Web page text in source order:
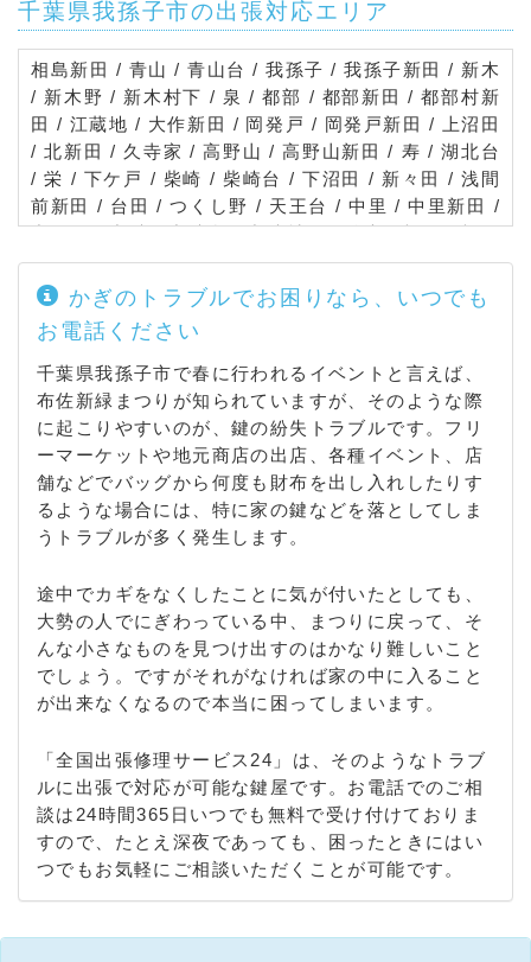
千葉県我孫子市の出張対応エリア
相島新田 / 青山 / 青山台 / 我孫子 / 我孫子新田 / 新木
/ 新木野 / 新木村下 / 泉 / 都部 / 都部新田 / 都部村新
田 / 江蔵地 / 大作新田 / 岡発戸 / 岡発戸新田 / 上沼田
/ 北新田 / 久寺家 / 高野山 / 高野山新田 / 寿 / 湖北台
/ 栄 / 下ケ戸 / 柴崎 / 柴崎台 / 下沼田 / 新々田 / 浅間
前新田 / 台田 / つくし野 / 天王台 / 中里 / 中里新田 /
中沼田 / 中峠 / 中峠台 / 中峠村下 / 並木 / 根戸 / 根戸
新田 / 白山 / 東我孫子 / 日の出 / 日秀 / 日秀新田 / 布
佐 / 布佐下新田 / 布佐酉町 / 布佐平和台 / 布施 / 布施
下 / 船戸 / 古戸 / 弁天下 / 本町 / 三河屋新田 / 緑 / 南
青山 / 南新木 / 都 / 呼塚新田 / 若松
かぎのトラブルでお困りなら、いつでも
お電話ください
千葉県我孫子市で春に行われるイベントと言えば、
布佐新緑まつりが知られていますが、そのような際
に起こりやすいのが、鍵の紛失トラブルです。フリ
ーマーケットや地元商店の出店、各種イベント、店
舗などでバッグから何度も財布を出し入れしたりす
るような場合には、特に家の鍵などを落としてしま
うトラブルが多く発生します。
途中でカギをなくしたことに気が付いたとしても、
大勢の人でにぎわっている中、まつりに戻って、そ
んな小さなものを見つけ出すのはかなり難しいこと
でしょう。ですがそれがなければ家の中に入ること
が出来なくなるので本当に困ってしまいます。
「全国出張修理サービス24」は、そのようなトラブ
ルに出張で対応が可能な鍵屋です。お電話でのご相
談は24時間365日いつでも無料で受け付けておりま
すので、たとえ深夜であっても、困ったときにはい
つでもお気軽にご相談いただくことが可能です。